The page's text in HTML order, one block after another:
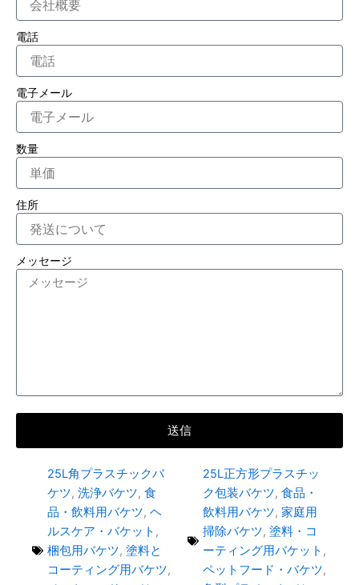
電話
電子メール
数量
住所
メッセージ
送信
25L角プラスチックバ
ケツ, 洗浄バケツ, 食
品・飲料用バケツ, ヘ
ルスケア・バケット ,
梱包用バケツ, 塗料と
コーティング用バケツ,
25L正方形プラスチッ
ク包装バケツ, 食品・
飲料用バケツ, 家庭用
掃除バケツ, 塗料・コ
ーティング用バケット ,
ペットフード・バケツ,